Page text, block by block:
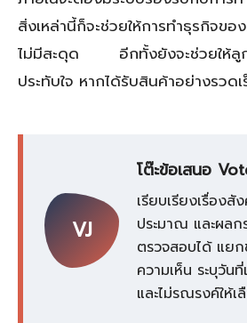
สิ่งเหล่านี้ก็จะช่วยให้การทำธุรกิจข
ไม่มีสะดุด อีกทั้งยังจะช่วยให้ลู
ประทับใจ หากได้รับสินค้าอย่างรวด
VJ
โต๊ะข้อเสนอ
เรียบเรียงเรื่อง
ประมาณ และผล
ตรวจสอบได้ แยก
ความเห็น ระบุวัน
และไม่รณรงค์ให้เ